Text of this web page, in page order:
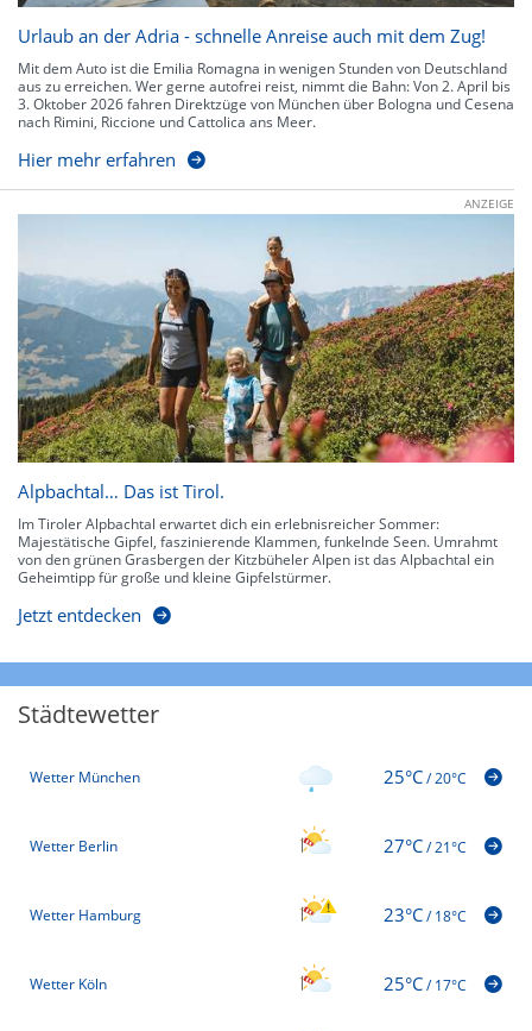
Urlaub an der Adria - schnelle Anreise auch mit dem Zug!
Mit dem Auto ist die Emilia Romagna in wenigen Stunden von Deutschland
aus zu erreichen. Wer gerne autofrei reist, nimmt die Bahn: Von 2. April bis
3. Oktober 2026 fahren Direktzüge von München über Bologna und Cesena
nach Rimini, Riccione und Cattolica ans Meer.
Hier mehr erfahren
ANZEIGE
Alpbachtal… Das ist Tirol.
Im Tiroler Alpbachtal erwartet dich ein erlebnisreicher Sommer:
Majestätische Gipfel, faszinierende Klammen, funkelnde Seen. Umrahmt
von den grünen Grasbergen der Kitzbüheler Alpen ist das Alpbachtal ein
Geheimtipp für große und kleine Gipfelstürmer.
Jetzt entdecken
Städtewetter
Wetter München 25°C/20°C
Wetter Berlin 27°C/21°C
Wetter Hamburg 23°C/18°C
Wetter Köln 25°C/17°C